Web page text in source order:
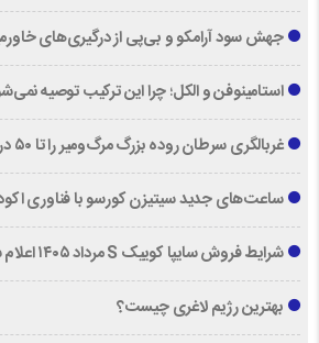
جهش سود آرامکو و بی‌پی از درگیری‌های
استامینوفن و الکل؛ چرا این ترکیب توصیه
غربالگری سرطان روده بزرگ مرگ‌ومیر را تا ۵۰ درصد کاهش داد
ساعت‌های جدید سیتیزن کورسو با فناوری
شرایط فروش سایپا کوییک S مرداد ۱۴۰۵ اعلام شد
بهترین رژیم لاغری چیست؟